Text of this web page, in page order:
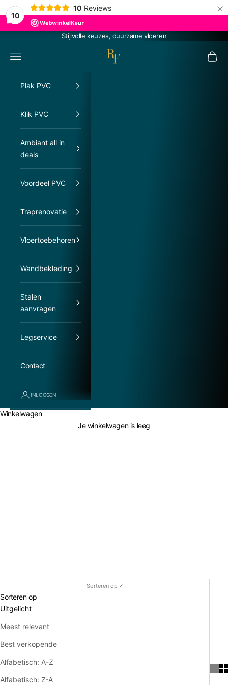
10
10 Reviews ×
Stijlvolle keuzes, duurzame vloeren
RachelFloors
Menu
Plak PVC
Klik PVC
Ambiant all in
deals
Voordeel PVC
Traprenovatie
Vloertoebehoren
Wandbekleding
Stalen
aanvragen
Legservice
Contact
INLOGGEN
Winkelwagen
Je winkelwagen is leeg
Sorteren op
Sorteren op
Uitgelicht
Meest relevant
Best verkopende
Alfabetisch: A-Z
Alfabetisch: Z-A